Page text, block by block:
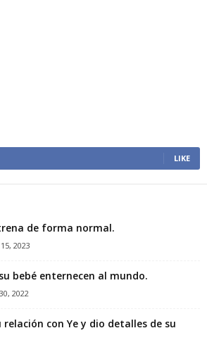
LIKE
de forma normal.
2023
bebé enternecen al mundo.
2022
relación con Ye y dio detalles de su